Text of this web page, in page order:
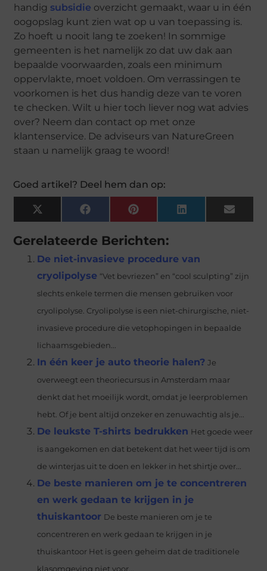
handig subsidie overzicht gemaakt, waar u in één
oogopslag kunt zien wat op u van toepassing is.
Zo hoeft u nooit lang te zoeken! In sommige
gemeenten is het namelijk zo dat uw dak aan
bepaalde voorwaarden, zoals een minimum
oppervlakte, moet voldoen. Om verrassingen te
voorkomen is het dus handig deze van te voren
te checken. Wilt u hier toch liever nog wat advies
over? Neem dan contact op met onze
klantenservice. De adviseurs van NatureGreen
staan u namelijk graag te woord!
Goed artikel? Deel hem dan op:
X
(Twitter)
FacebookPinterestLinkedInEmail
Gerelateerde Berichten:
De niet-invasieve procedure van
cryolipolyse “Vet bevriezen” en “cool sculpting” zijn
slechts enkele termen die mensen gebruiken voor
cryolipolyse. Cryolipolyse is een niet-chirurgische, niet-
invasieve procedure die vetophopingen in bepaalde
lichaamsgebieden...
In één keer je auto theorie halen? Je
overweegt een theoriecursus in Amsterdam maar
denkt dat het moeilijk wordt, omdat je leerproblemen
hebt. Of je bent altijd onzeker en zenuwachtig als je...
De leukste T-shirts bedrukken Het goede weer
is aangekomen en dat betekent dat het weer tijd is om
de winterjas uit te doen en lekker in het shirtje over...
De beste manieren om je te concentreren
en werk gedaan te krijgen in je
thuiskantoor De beste manieren om je te
concentreren en werk gedaan te krijgen in je
thuiskantoor Het is geen geheim dat de traditionele
klasomgeving niet voor...